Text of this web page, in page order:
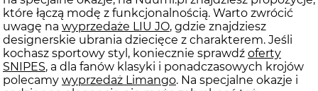
które łączą modę z funkcjonalnością. Warto zwrócić
uwagę na wyprzedaże LIU JO, gdzie znajdziesz
designerskie ubrania dziecięce z charakterem. Jeśli
kochasz sportowy styl, koniecznie sprawdź oferty
SNIPES, a dla fanów klasyki i ponadczasowych krojów
polecamy wyprzedaż Limango. Na specjalne okazje i